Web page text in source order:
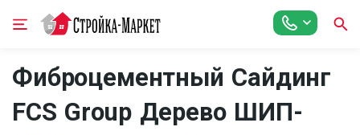
Фиброцементный Сайдинг
FCS Group Дерево ШИП-